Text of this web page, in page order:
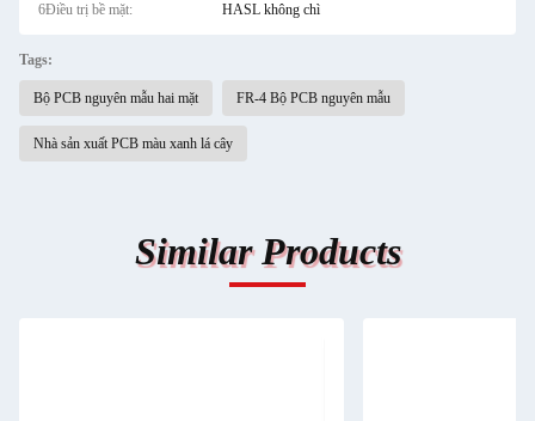
6Điều trị bề mặt: HASL không chì
Tags:
Bộ PCB nguyên mẫu hai mặt FR-4 Bộ PCB nguyên mẫu
Nhà sản xuất PCB màu xanh lá cây
Similar Products